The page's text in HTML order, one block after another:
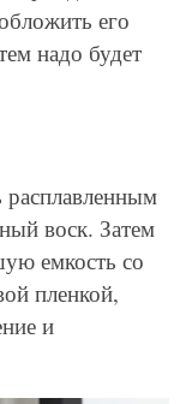
его
надо будет
воск. Затем
емкость со
пленкой,
и